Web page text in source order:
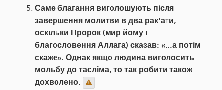
Саме благання виголошують після
завершення молитви в два рак'ати,
оскільки Пророк (мир йому і
благословення Аллага) сказав: «...а потім
скаже». Однак якщо людина виголосить
мольбу до тасліма, то так робити також
дохволено.